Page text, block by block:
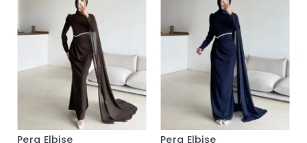
Pera Elbise Pera Elbise